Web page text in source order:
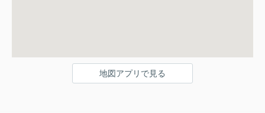
地図アプリで見る